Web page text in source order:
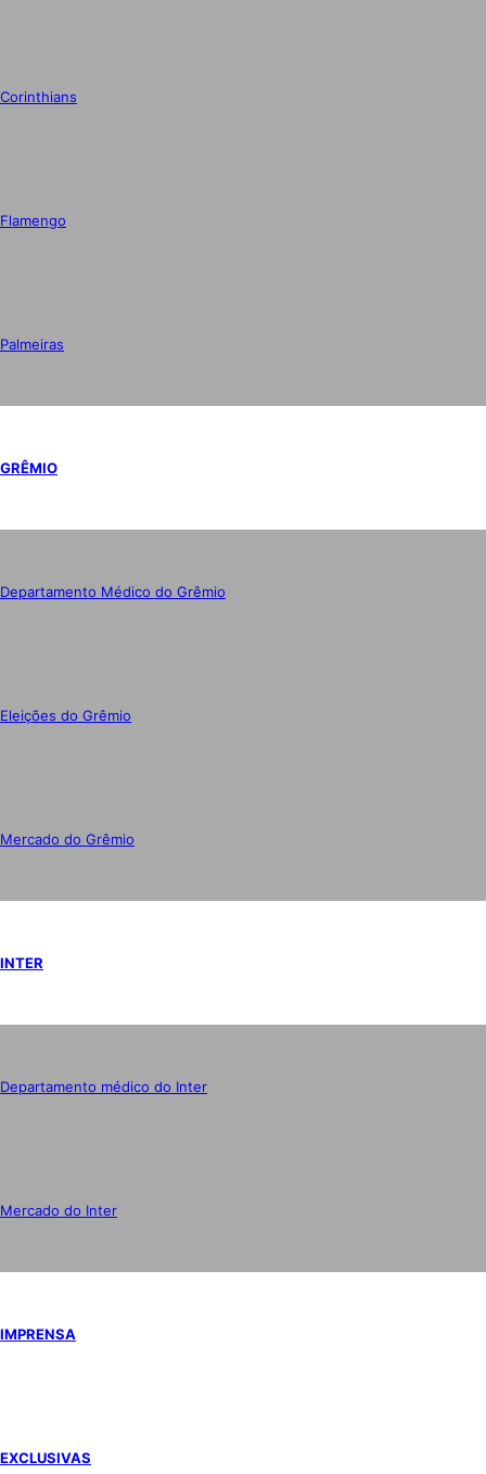
Corinthians
Flamengo
Palmeiras
GRÊMIO
Departamento Médico do Grêmio
Eleições do Grêmio
Mercado do Grêmio
INTER
Departamento médico do Inter
Mercado do Inter
IMPRENSA
EXCLUSIVAS